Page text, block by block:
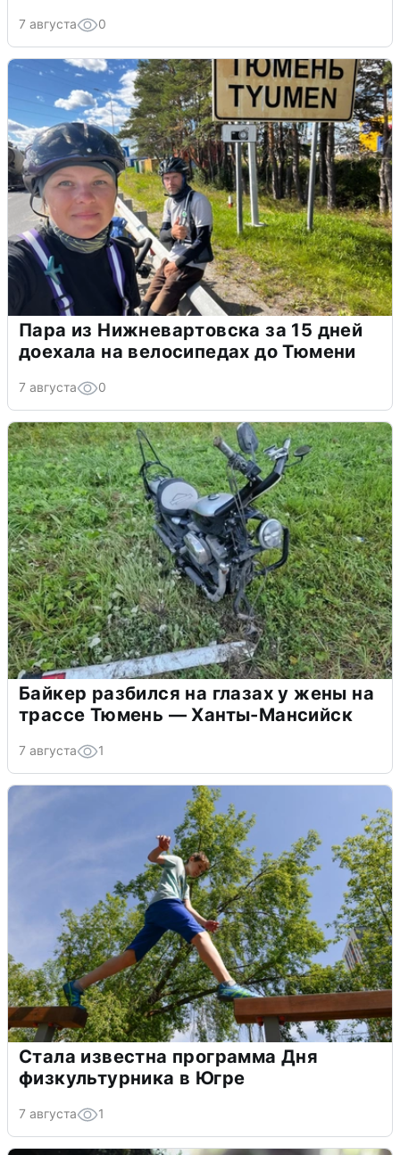
7 августа 0
Пара из Нижневартовска за 15 дней
доехала на велосипедах до Тюмени
7 августа 0
Байкер разбился на глазах у жены на
трассе Тюмень — Ханты-Мансийск
7 августа 1
Стала известна программа Дня
физкультурника в Югре
7 августа 1